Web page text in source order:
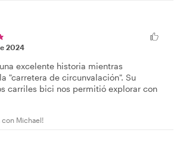
2024
excelente historia mientras
"carretera de circunvalación". Su
carriles bici nos permitió explorar con
con Michael!